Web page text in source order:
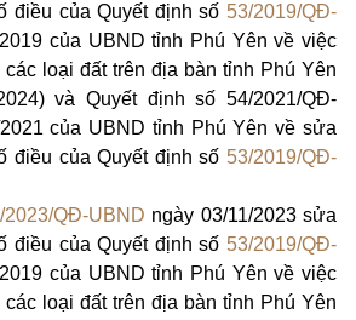
điều của Quyết định số 53/2019/QĐ-
của UBND tỉnh Phú Yên về việc
loại đất trên địa bàn tỉnh Phú Yên
và Quyết định số 54/2021/QĐ-
của UBND tỉnh Phú Yên về sửa
điều của Quyết định số 53/2019/QĐ-
2023/QĐ-UBND ngày 03/11/2023 sửa
điều của Quyết định số 53/2019/QĐ-
của UBND tỉnh Phú Yên về việc
loại đất trên địa bàn tỉnh Phú Yên